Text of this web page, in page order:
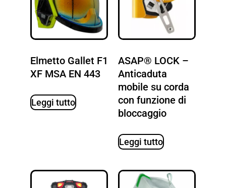
Elmetto Gallet F1
XF MSA EN 443
Leggi tutto
ASAP® LOCK –
Anticaduta
mobile su corda
con funzione di
bloccaggio
Leggi tutto